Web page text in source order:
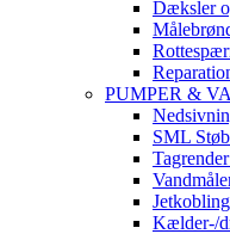
Dæksler
PUMPER &
SML
Kælder-/